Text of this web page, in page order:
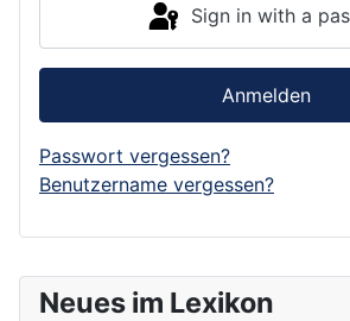
Neues im Lexikon
Sign in with a
Anmelden
Passwort vergessen?
Benutzername vergessen?